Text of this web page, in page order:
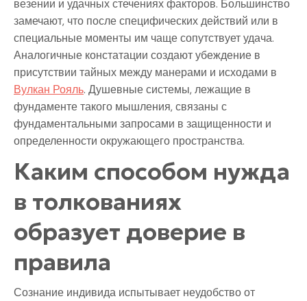
везении и удачных стечениях факторов. Большинство
замечают, что после специфических действий или в
специальные моменты им чаще сопутствует удача.
Аналогичные констатации создают убеждение в
присутствии тайных между манерами и исходами в
Вулкан Рояль. Душевные системы, лежащие в
фундаменте такого мышления, связаны с
фундаментальными запросами в защищенности и
определенности окружающего пространства.
Каким способом нужда
в толкованиях
образует доверие в
правила
Сознание индивида испытывает неудобство от